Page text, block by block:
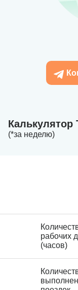
Калькулятор
(*за неделю)
рабочих
(часов)